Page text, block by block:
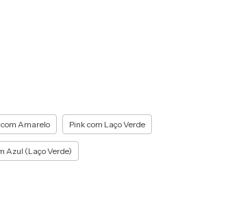
Amarelo Pink com Laço Verde
Azul (Laço Verde)